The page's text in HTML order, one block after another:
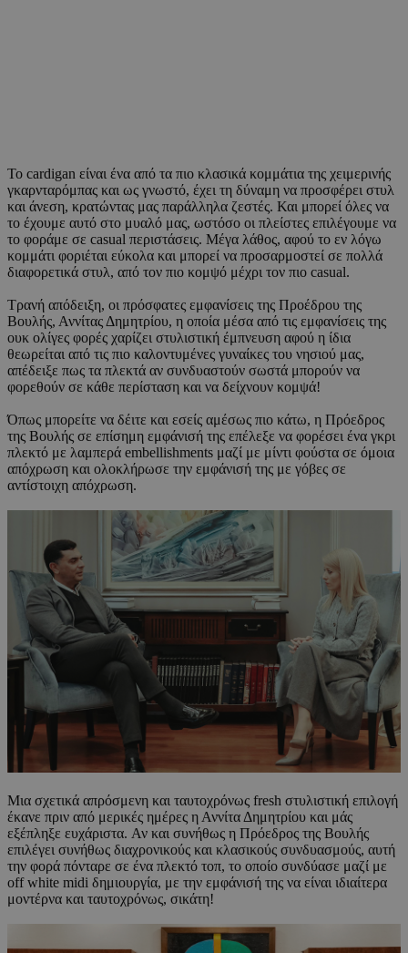
Το cardigan είναι ένα από τα πιο κλασικά κομμάτια της χειμερινής
γκαρνταρόμπας και ως γνωστό, έχει τη δύναμη να προσφέρει στυλ
και άνεση, κρατώντας μας παράλληλα ζεστές. Και μπορεί όλες να
το έχουμε αυτό στο μυαλό μας, ωστόσο οι πλείστες επιλέγουμε να
το φοράμε σε casual περιστάσεις. Μέγα λάθος, αφού το εν λόγω
κομμάτι φοριέται εύκολα και μπορεί να προσαρμοστεί σε πολλά
διαφορετικά στυλ, από τον πιο κομψό μέχρι τον πιο casual.
Τρανή απόδειξη, οι πρόσφατες εμφανίσεις της Προέδρου της
Βουλής, Αννίτας Δημητρίου, η οποία μέσα από τις εμφανίσεις της
ουκ ολίγες φορές χαρίζει στυλιστική έμπνευση αφού η ίδια
θεωρείται από τις πιο καλοντυμένες γυναίκες του νησιού μας,
απέδειξε πως τα πλεκτά αν συνδυαστούν σωστά μπορούν να
φορεθούν σε κάθε περίσταση και να δείχνουν κομψά!
Όπως μπορείτε να δέιτε και εσείς αμέσως πιο κάτω, η Πρόεδρος
της Βουλής σε επίσημη εμφάνισή της επέλεξε να φορέσει ένα γκρι
πλεκτό με λαμπερά embellishments μαζί με μίντι φούστα σε όμοια
απόχρωση και ολοκλήρωσε την εμφάνισή της με γόβες σε
αντίστοιχη απόχρωση.
Mια σχετικά απρόσμενη και ταυτοχρόνως fresh στυλιστική επιλογή
έκανε πριν από μερικές ημέρες η Αννίτα Δημητρίου και μάς
εξέπληξε ευχάριστα. Αν και συνήθως η Πρόεδρος της Βουλής
επιλέγει συνήθως διαχρονικούς και κλασικούς συνδυασμούς, αυτή
την φορά πόνταρε σε ένα πλεκτό τοπ, το οποίο συνδύασε μαζί με
off white midi δημιουργία, με την εμφάνισή της να είναι ιδιαίτερα
μοντέρνα και ταυτοχρόνως, σικάτη!